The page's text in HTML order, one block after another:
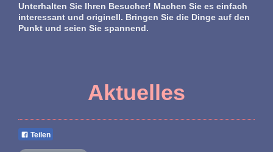
Unterhalten Sie Ihren Besucher! Machen Sie es einfach
interessant und originell. Bringen Sie die Dinge auf den
Punkt und seien Sie spannend.
Aktuelles
Teilen